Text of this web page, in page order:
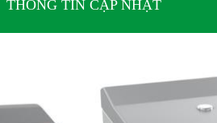
THÔNG TIN CẬP NHẬT